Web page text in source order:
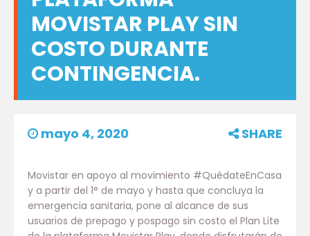
MOVISTAR PLAY SIN
COSTO DURANTE
CONTINGENCIA.
mayo 4, 2020 SHARE
Movistar en apoyo al movimiento #QuédateEnCasa
y a partir del 1° de mayo y hasta que concluya la
emergencia sanitaria, pone al alcance de sus
usuarios de prepago y pospago sin costo el Plan Lite